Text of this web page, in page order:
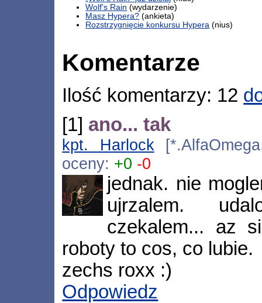
Wolf's Rain (wydarzenie)
Masz Hypera? (ankieta)
Rozstrzygnięcie konkursu Hypera (nius)
Komentarze
Ilość komentarzy: 12
[1] ano... tak
kpt. Harlock
oceny: +0 -0
jednak. nie
ujrzalem.
czekalem... az
roboty to cos, co lubie.
zechs roxx :)
Odpowiedz